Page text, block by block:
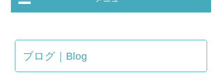
ブログ｜Blog